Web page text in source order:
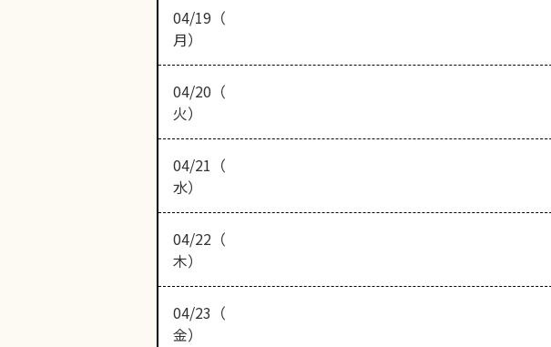
04/19（
月）
04/20（
火）
04/21（
水）
04/22（
木）
04/23（
金）